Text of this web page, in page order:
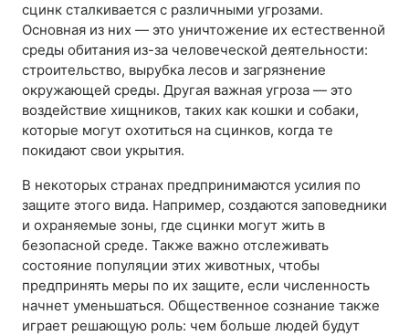
сцинк сталкивается с различными угрозами.
Основная из них — это уничтожение их естественной
среды обитания из-за человеческой деятельности:
строительство, вырубка лесов и загрязнение
окружающей среды. Другая важная угроза — это
воздействие хищников, таких как кошки и собаки,
которые могут охотиться на сцинков, когда те
покидают свои укрытия.
В некоторых странах предпринимаются усилия по
защите этого вида. Например, создаются заповедники
и охраняемые зоны, где сцинки могут жить в
безопасной среде. Также важно отслеживать
состояние популяции этих животных, чтобы
предпринять меры по их защите, если численность
начнет уменьшаться. Общественное сознание также
играет решающую роль: чем больше людей будут